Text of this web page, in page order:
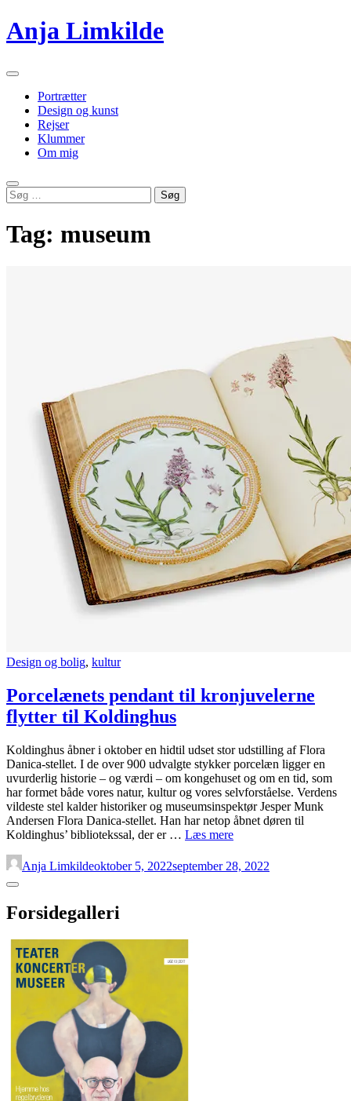
Videre
til
Anja Limkilde
Primær
Portrætter
Design og kunst
Rejser
Klummer
Om mig
Søg
Søg
efter:
Tag: museum
Design og bolig, kultur
Porcelænets pendant til kronjuvelerne
flytter til Koldinghus
Koldinghus åbner i oktober en hidtil udset stor udstilling af Flora
Danica-stellet. I de over 900 udvalgte stykker porcelæn ligger en
uvurderlig historie – og værdi – om kongehuset og om en tid, som
har formet både vores natur, kultur og vores selvforståelse. Verdens
vildeste stel kalder historiker og museumsinspektør Jesper Munk
Andersen Flora Danica-stellet. Han har netop åbnet døren til
Koldinghus’ bibliotekssal, der er … Læs merePorcelænets
til
kronjuvelerne
Anja Limkildeoktober 5, 2022september 28, 2022
Sidebar
Forsidegalleri